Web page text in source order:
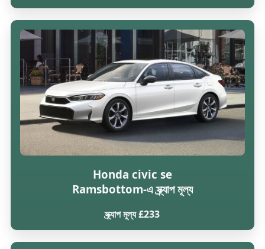
Honda civic se
Ramsbottom-এ স্ক্র্যাপ মূল্য
স্ক্র্যাপ মূল্য £233